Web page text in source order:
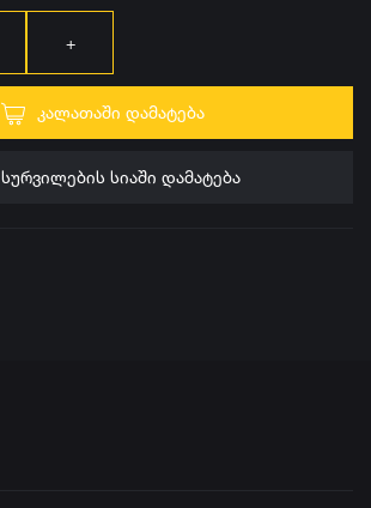
ᲙᲐᲚᲐᲗᲐᲨᲘ ᲓᲐᲛᲐᲢᲔᲑᲐ
ᲡᲣᲠᲕᲘᲚᲔᲑᲘᲡ ᲡᲘᲐᲨᲘ ᲓᲐᲛᲐᲢᲔᲑᲐ